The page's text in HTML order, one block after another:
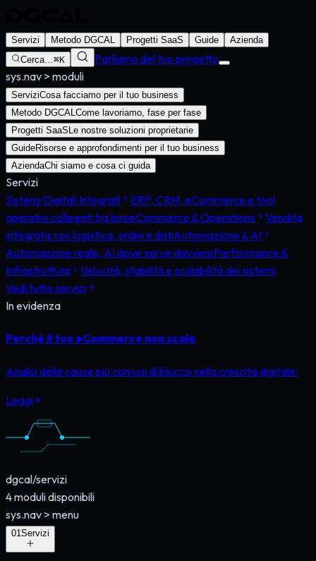
Servizi Metodo DGCAL Progetti SaaS Guide
Azienda
Cerca…⌘K
Parliamo del tuo progetto
sys.nav > moduli
ServiziCosa facciamo per il tuo business
Metodo DGCALCome lavoriamo, fase per fase
Progetti SaaS Le nostre soluzioni proprietarie
GuideRisorse e approfondimenti per il tuo business
AziendaChi siamo e cosa ci guida
Servizi
Sistemi Digitali Integrati
ERP, CRM, eCommerce e tool
operativi collegati tra loroeCommerce & Operations
Vendita
integrata con logistica, ordini e datiAutomazione & AI
Automazione reale, AI dove serve davveroPerformance &
Infrastruttura
Velocità, stabilità e scalabilità dei sistemi
Vedi tutto servizi
In evidenza
Perché il tuo eCommerce non scala
Analisi delle cause più comuni di blocco nella crescita digitale.
Leggi
dgcal/servizi
4moduli disponibili
sys.nav > menu
01Servizi